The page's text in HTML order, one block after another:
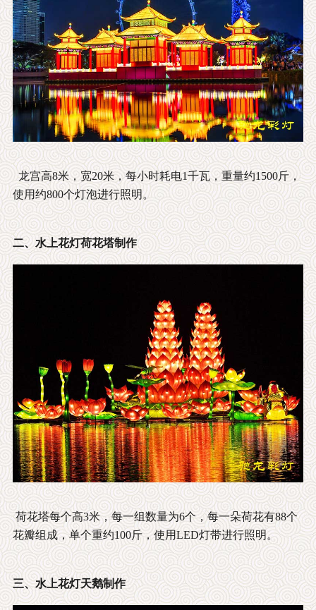
龙宫高8米，宽20米，每小时耗电1千瓦，重量约1500斤，
使用约800个灯泡进行照明。
二、水上花灯荷花塔制作
荷花塔每个高3米，每一组数量为6个，每一朵荷花有88个
花瓣组成，单个重约100斤，使用LED灯带进行照明。
三、水上花灯天鹅制作